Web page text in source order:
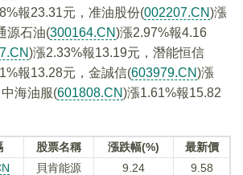
報23.31元，准油股份(002207.CN)漲
源石油(300164.CN)漲2.97%報4.16
)漲2.33%報13.19元，潛能恒信
報13.28元，金誠信(603979.CN)漲
海油服(601808.CN)漲1.61%報15.82
股票名稱 漲跌幅(%)
最新價
貝肯能源 9.24
9.58